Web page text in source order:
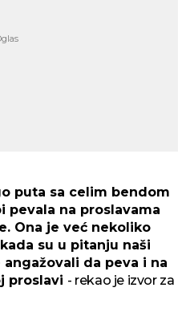
puta sa celim bendom
pevala na proslavama
Ona je već nekoliko
su u pitanju naši
da peva i na
proslavi - rekao je izvor za